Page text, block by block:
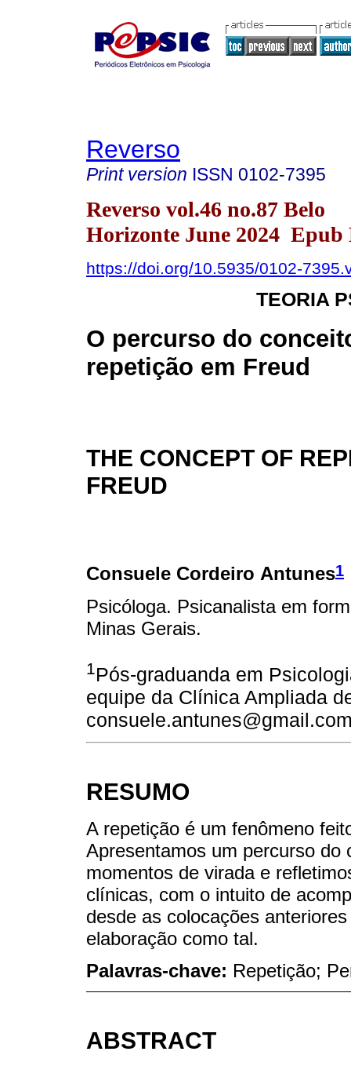
Reverso
Print version ISSN 0102-7395
Reverso vol.46 no.87 Belo
Horizonte June 2024 Epub
https://doi.org/10.5935/0102-
TEORIA
O percurso do
repetição em Freud
THE CONCEPT OF
FREUD
Consuele Cordeiro Antunes1
Psicóloga. Psicanalista em
Minas Gerais.
1 Pós-graduanda em
equipe da Clínica Ampliada
RESUMO
A repetição é um fenômeno
Apresentamos um percurso
momentos de virada e
clínicas, com o intuito de
desde as colocações
elaboração como tal.
Palavras-chave: Repetição;
ABSTRACT